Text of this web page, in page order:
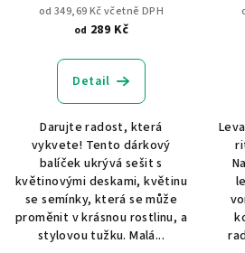
od 349,69 Kč včetně DPH
od 289 Kč
Detail
Darujte radost, která
vykvete! Tento dárkový
balíček ukrývá sešit s
květinovými deskami, květinu
se semínky, která se může
proměnit v krásnou rostlinu, a
stylovou tužku. Malá...